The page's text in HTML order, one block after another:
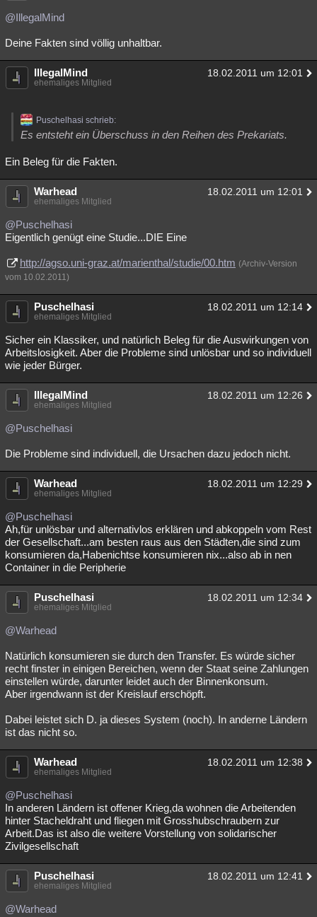
@IllegalMind
Deine Fakten sind völlig unhaltbar.
IllegalMind 18.02.2011 um 12:01
ehemaliges Mitglied
Puschelhasi schrieb:
Es entsteht ein Überschuss in den Reihen des Prekariats.
Ein Beleg für die Fakten.
Warhead 18.02.2011 um 12:01
ehemaliges Mitglied
@Puschelhasi
Eigentlich genügt eine Studie...DIE Eine
http://agso.uni-graz.at/marienthal/studie/00.htm (Archiv-Version
vom 10.02.2011)
Puschelhasi 18.02.2011 um 12:14
ehemaliges Mitglied
Sicher ein Klassiker, und natürlich Beleg für die Auswirkungen von
Arbeitslosigkeit. Aber die Probleme sind unlösbar und so individuell
wie jeder Bürger.
IllegalMind 18.02.2011 um 12:26
ehemaliges Mitglied
@Puschelhasi
Die Probleme sind individuell, die Ursachen dazu jedoch nicht.
Warhead 18.02.2011 um 12:29
ehemaliges Mitglied
@Puschelhasi
Ah,für unlösbar und alternativlos erklären und abkoppeln vom Rest
der Gesellschaft...am besten raus aus den Städten,die sind zum
konsumieren da,Habenichtse konsumieren nix...also ab in nen
Container in die Peripherie
Puschelhasi 18.02.2011 um 12:34
ehemaliges Mitglied
@Warhead
Natürlich konsumieren sie durch den Transfer. Es würde sicher
recht finster in einigen Bereichen, wenn der Staat seine Zahlungen
einstellen würde, darunter leidet auch der Binnenkonsum.
Aber irgendwann ist der Kreislauf erschöpft.
Dabei leistet sich D. ja dieses System (noch). In anderne Ländern
ist das nicht so.
Warhead 18.02.2011 um 12:38
ehemaliges Mitglied
@Puschelhasi
In anderen Ländern ist offener Krieg,da wohnen die Arbeitenden
hinter Stacheldraht und fliegen mit Grosshubschraubern zur
Arbeit.Das ist also die weitere Vorstellung von solidarischer
Zivilgesellschaft
Puschelhasi 18.02.2011 um 12:41
ehemaliges Mitglied
@Warhead